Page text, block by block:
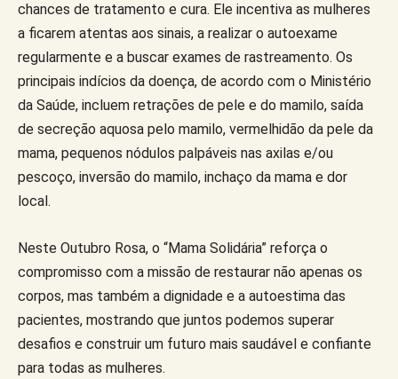
chances de tratamento e cura. Ele incentiva as mulheres
a ficarem atentas aos sinais, a realizar o autoexame
regularmente e a buscar exames de rastreamento. Os
principais indícios da doença, de acordo com o Ministério
da Saúde, incluem retrações de pele e do mamilo, saída
de secreção aquosa pelo mamilo, vermelhidão da pele da
mama, pequenos nódulos palpáveis nas axilas e/ou
pescoço, inversão do mamilo, inchaço da mama e dor
local.
Neste Outubro Rosa, o “Mama Solidária” reforça o
compromisso com a missão de restaurar não apenas os
corpos, mas também a dignidade e a autoestima das
pacientes, mostrando que juntos podemos superar
desafios e construir um futuro mais saudável e confiante
para todas as mulheres.